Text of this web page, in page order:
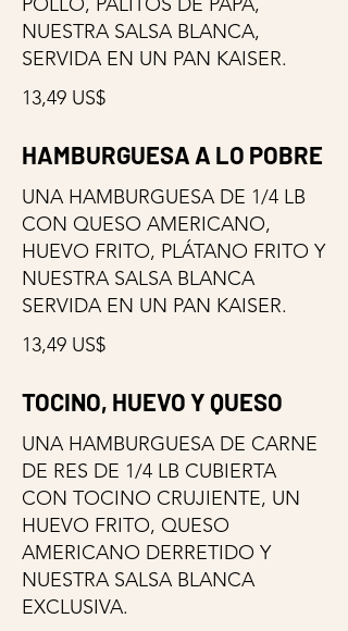
NUESTRA SALSA BLANCA,
SERVIDA EN UN PAN KAISER.
13,49 US$
HAMBURGUESA A LO POBRE
UNA HAMBURGUESA DE 1/4 LB
CON QUESO AMERICANO,
HUEVO FRITO, PLÁTANO FRITO Y
NUESTRA SALSA BLANCA
SERVIDA EN UN PAN KAISER.
13,49 US$
TOCINO, HUEVO Y QUESO
UNA HAMBURGUESA DE CARNE
DE RES DE 1/4 LB CUBIERTA
CON TOCINO CRUJIENTE, UN
HUEVO FRITO, QUESO
AMERICANO DERRETIDO Y
NUESTRA SALSA BLANCA
EXCLUSIVA.